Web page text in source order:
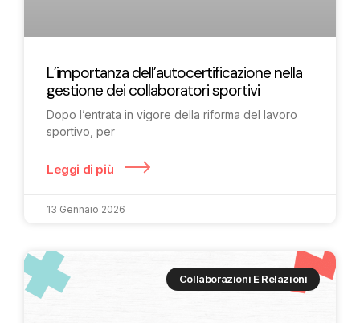
L’importanza dell’autocertificazione nella
gestione dei collaboratori sportivi
Dopo l’entrata in vigore della riforma del lavoro
sportivo, per
Leggi di più
13 Gennaio 2026
Collaborazioni E Relazioni